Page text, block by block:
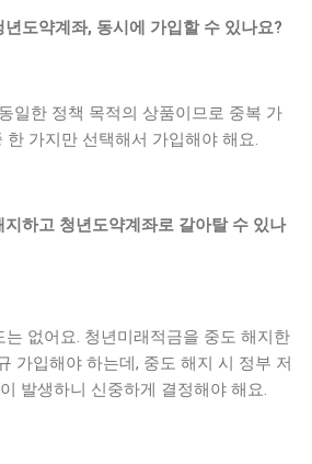
도약계좌, 동시에 가입할 수 있나요?
일한 정책 목적의 상품이므로 중복 가
한 가지만 선택해서 가입해야 해요.
하고 청년도약계좌로 갈아탈 수 있나
는 없어요. 청년미래적금을 중도 해지한
가입해야 하는데, 중도 해지 시 정부 저
발생하니 신중하게 결정해야 해요.